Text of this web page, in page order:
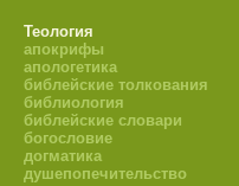
Теология
апокрифы
апологетика
библейские толкования
библиология
библейские словари
богословие
догматика
душепопечительство